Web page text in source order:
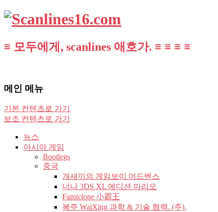
≡ 모두에게, scanlines 애호가. ≡ ≡ ≡ ≡
메인 메뉴
기본 컨텐츠로 가기
보조 컨텐츠로 가기
뉴스
아시아 게임
Bootlegs
중국
개새끼의 게임보이 어드벤스
너나 3DS XL 에디션 마리오
Famiclone 小霸王
복주 WaiXing 과학 & 기술 협력. (주).